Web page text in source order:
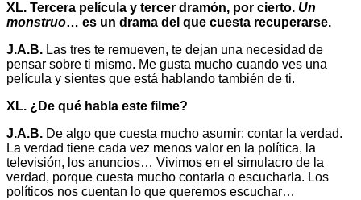
XL. Tercera película y tercer dramón, por cierto. Un
monstruo… es un drama del que cuesta recuperarse.
J.A.B. Las tres te remueven, te dejan una necesidad de
pensar sobre ti mismo. Me gusta mucho cuando ves una
película y sientes que está hablando también de ti.
XL. ¿De qué habla este filme?
J.A.B. De algo que cuesta mucho asumir: contar la verdad.
La verdad tiene cada vez menos valor en la política, la
televisión, los anuncios… Vivimos en el simulacro de la
verdad, porque cuesta mucho contarla o escucharla. Los
políticos nos cuentan lo que queremos escuchar…